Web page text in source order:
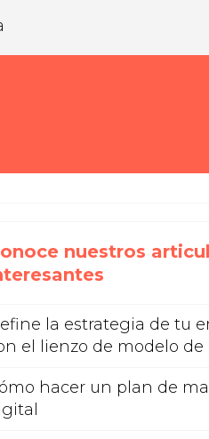
nuestros
la estrategia de tu
el lienzo de modelo de
hacer un plan de